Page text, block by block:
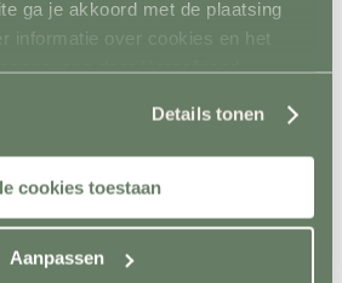
ga je akkoord met de plaatsing
informatie over cookies en het
door Horsefriend
Details tonen
cookies toestaan
Aanpassen
poorten
en watervaten